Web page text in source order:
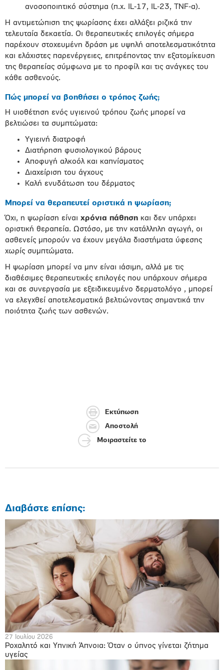
ανοσοποιητικό σύστημα (π.χ. IL‑17, IL‑23, TNF‑α).
Η αντιμετώπιση της ψωρίασης έχει αλλάξει ριζικά την
τελευταία δεκαετία. Οι θεραπευτικές επιλογές σήμερα
παρέχουν στοχευμένη δράση με υψηλή αποτελεσματικότητα
και ελάχιστες παρενέργειες, επιτρέποντας την εξατομίκευση
της θεραπείας σύμφωνα με το προφίλ και τις ανάγκες του
κάθε ασθενούς.
Πώς μπορεί να βοηθήσει ο τρόπος ζωής;
Η υιοθέτηση ενός υγιεινού τρόπου ζωής μπορεί να
βελτιώσει τα συμπτώματα:
Υγιεινή διατροφή
Διατήρηση φυσιολογικού βάρους
Αποφυγή αλκοόλ και καπνίσματος
Διαχείριση του άγχους
Καλή ενυδάτωση του δέρματος
Μπορεί να θεραπευτεί οριστικά η ψωρίαση;
Όχι, η ψωρίαση είναι χρόνια πάθηση και δεν υπάρχει
οριστική θεραπεία. Ωστόσο, με την κατάλληλη αγωγή, οι
ασθενείς μπορούν να έχουν μεγάλα διαστήματα ύφεσης
χωρίς συμπτώματα.
Η ψωρίαση μπορεί να μην είναι ιάσιμη, αλλά με τις
διαθέσιμες θεραπευτικές επιλογές που υπάρχουν σήμερα
και σε συνεργασία με εξειδικευμένο δερματολόγο , μπορεί
να ελεγχθεί αποτελεσματικά βελτιώνοντας σημαντικά την
ποιότητα ζωής των ασθενών.
Εκτύπωση
Αποστολή
Μοιραστείτε το
Διαβάστε επίσης:
27 Ιουλίου 2026
Ροχαλητό και Υπνική Άπνοια: Όταν ο ύπνος γίνεται ζήτημα
υγείας